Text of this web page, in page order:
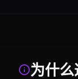
为什